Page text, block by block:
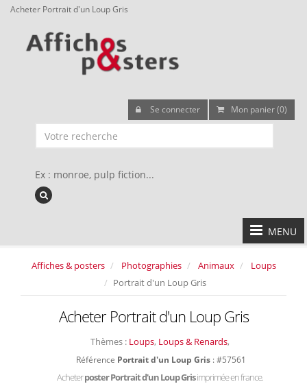
Acheter Portrait d'un Loup Gris
Se connecter Mon panier (0)
Ex : monroe, pulp fiction...
MENU
Affiches & posters Photographies Animaux
Loups
Portrait d'un Loup Gris
Acheter Portrait d'un Loup Gris
Thèmes : Loups, Loups & Renards,
Référence Portrait d'un Loup Gris : #57561
Acheterposter Portrait d'un Loup Grisimprimée en france.